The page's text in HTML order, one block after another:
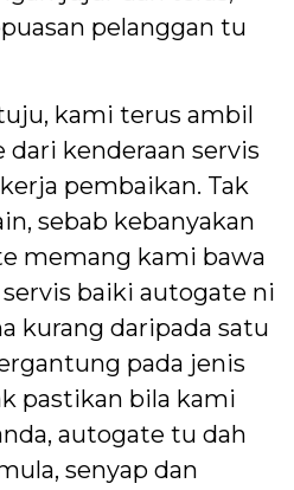
pelanggan tu
kami terus ambil
kenderaan servis
pembaikan. Tak
sebab kebanyakan
memang kami bawa
servis baiki autogate ni
kurang daripada satu
pada jenis
pastikan bila kami
autogate tu dah
senyap dan